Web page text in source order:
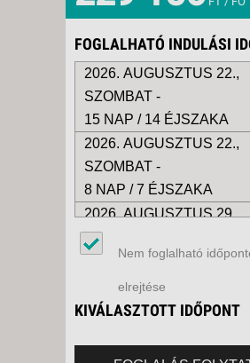
FOGLALHATÓ INDULÁSI
2026. AUGUSZTUS 22.,
SZOMBAT -
15 NAP / 14 ÉJSZAKA
2026. AUGUSZTUS 22.,
SZOMBAT -
8 NAP / 7 ÉJSZAKA
2026. AUGUSZTUS 29.,
SZOMBAT -
15 NAP / 14 ÉJSZAKA
2026. AUGUSZTUS 29.,
SZOMBAT -
2026. SZEPTEMBER 05.,
Nem foglalható
elrejtése
KIVÁLASZTOTT IDŐPONT